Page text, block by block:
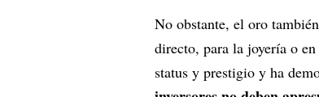
No obstante, el oro
directo, para la joyería o
status y prestigio y ha